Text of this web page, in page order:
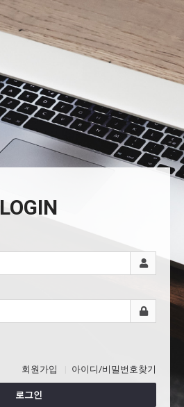
LOGIN
회원가입 아이디/비밀번호찾기
로그인